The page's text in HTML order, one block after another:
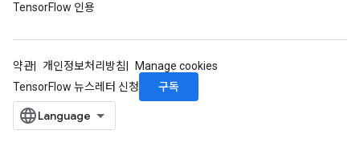
TensorFlow 인용
약관 개인정보처리방침
Manage cookies
TensorFlow 뉴스레터 신청
구독